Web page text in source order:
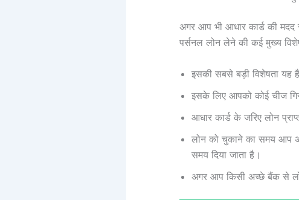
अगर आप भी आधार कार्ड की
पर्सनल लोन लेने की कई मुख्य
इसकी सबसे बड़ी विशेषता यह
इसके लिए आपको कोई चीज
आधार कार्ड के जरिए लोन
लोन को चुकाने का समय आप
समय दिया जाता है।
अगर आप किसी अच्छे बैंक से